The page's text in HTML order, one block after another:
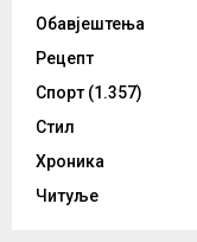
Обавјештења
Рецепт
Спорт (1.357)
Стил
Хроника
Читуље